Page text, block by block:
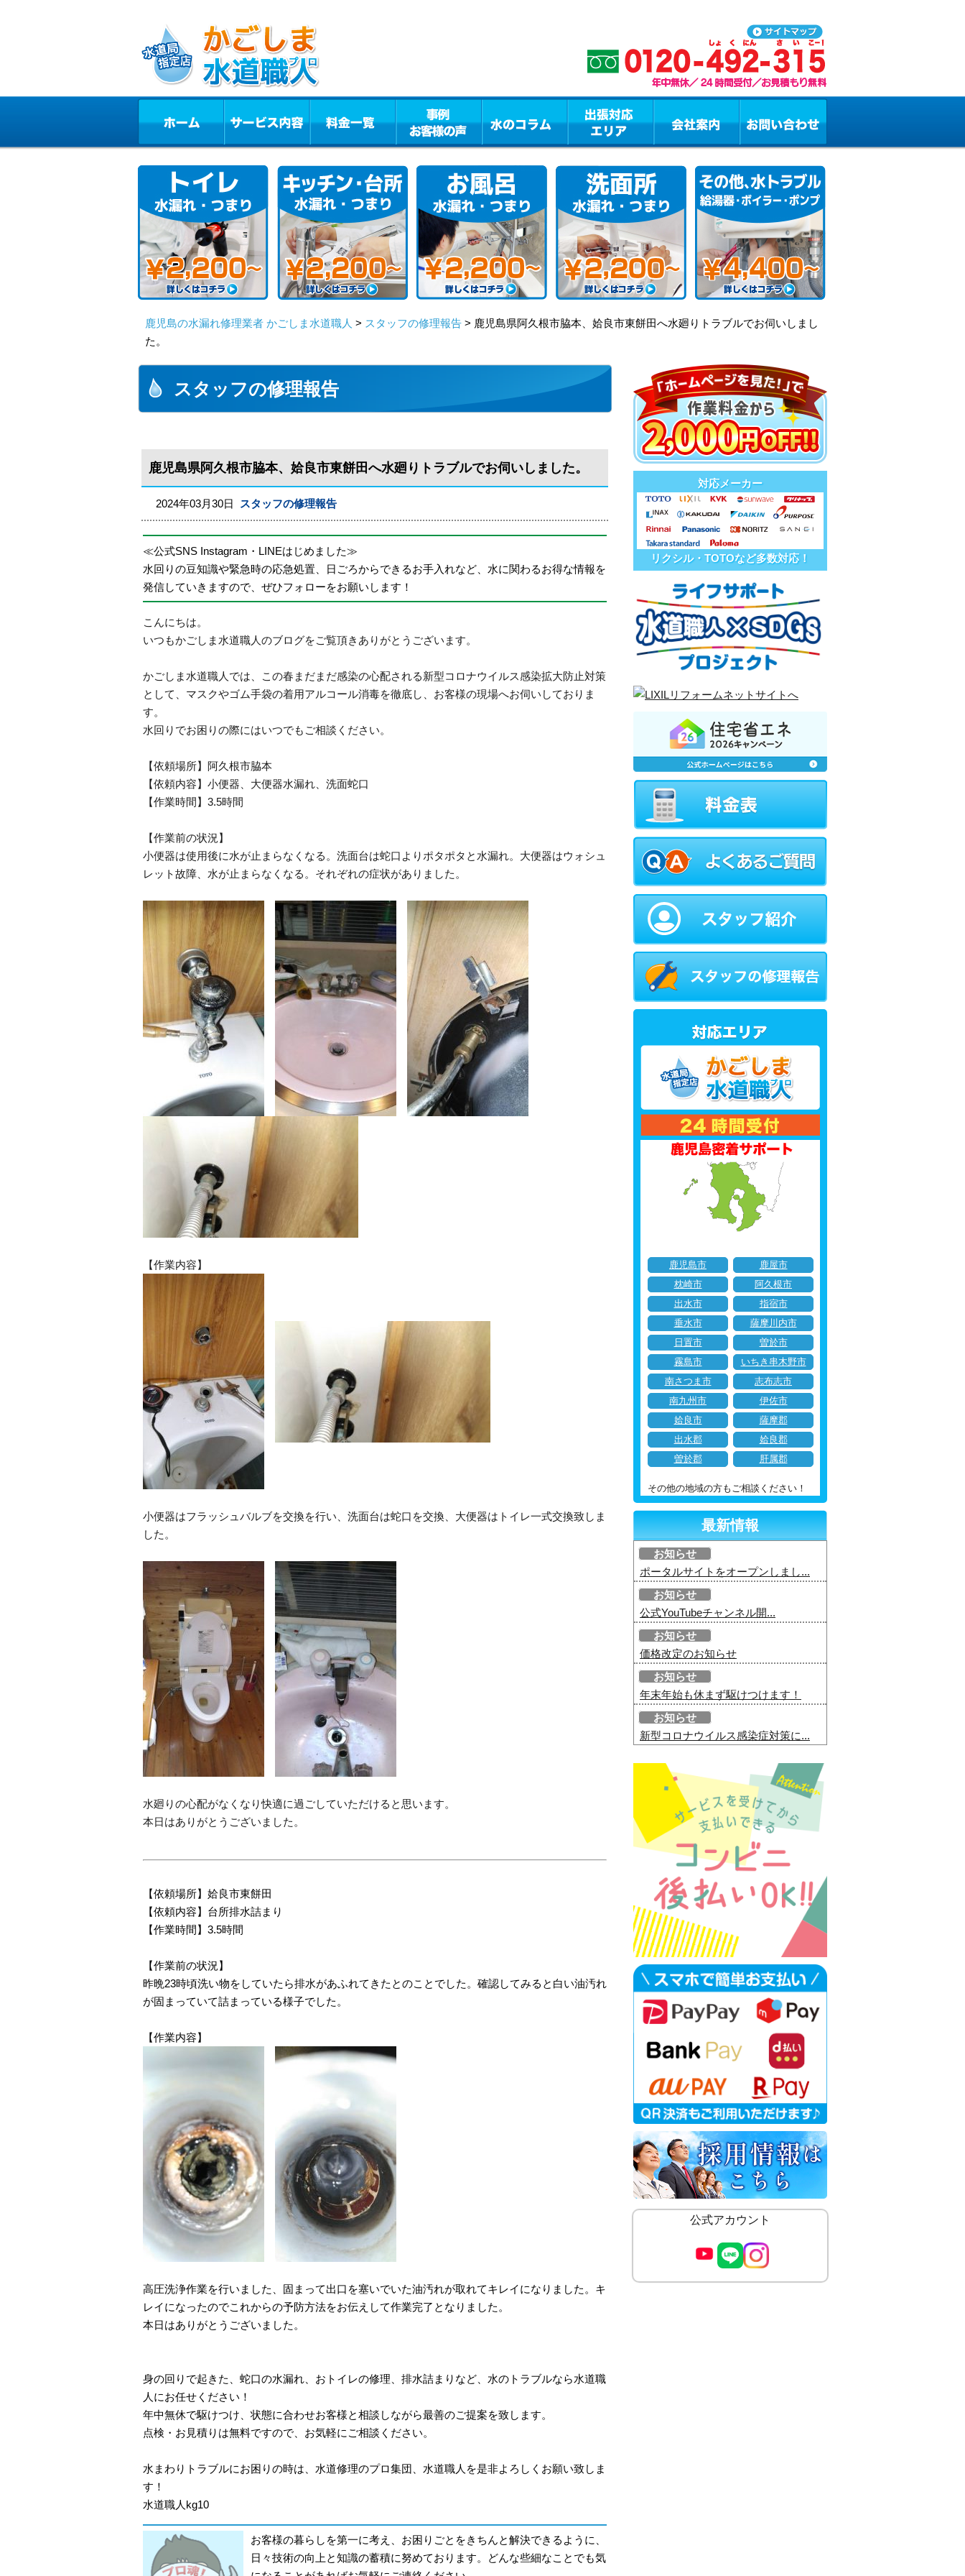
鹿児島の水漏れ修理業者 かごしま水道職人 > スタッフの修理報告 > 鹿児島県阿久根市脇本、姶良市東餅田へ水廻りトラブルでお伺いしまし
た。
スタッフの修理報告
鹿児島県阿久根市脇本、姶良市東餅田へ水廻りトラブルでお伺いしました。
2024年03月30日 スタッフの修理報告
≪公式SNS Instagram・LINEはじめました≫
水回りの豆知識や緊急時の応急処置、日ごろからできるお手入れなど、水に関わるお得な情報を
発信していきますので、ぜひフォローをお願いします！
こんにちは。
いつもかごしま水道職人のブログをご覧頂きありがとうございます。
かごしま水道職人では、この春まだまだ感染の心配される新型コロナウイルス感染拡大防止対策
として、マスクやゴム手袋の着用アルコール消毒を徹底し、お客様の現場へお伺いしておりま
す。
水回りでお困りの際にはいつでもご相談ください。
【依頼場所】阿久根市脇本
【依頼内容】小便器、大便器水漏れ、洗面蛇口
【作業時間】3.5時間
【作業前の状況】
小便器は使用後に水が止まらなくなる。洗面台は蛇口よりポタポタと水漏れ。大便器はウォシュ
レット故障、水が止まらなくなる。それぞれの症状がありました。
【作業内容】
小便器はフラッシュバルブを交換を行い、洗面台は蛇口を交換、大便器はトイレ一式交換致しま
した。
水廻りの心配がなくなり快適に過ごしていただけると思います。
本日はありがとうございました。
【依頼場所】姶良市東餅田
【依頼内容】台所排水詰まり
【作業時間】3.5時間
【作業前の状況】
昨晩23時頃洗い物をしていたら排水があふれてきたとのことでした。確認してみると白い油汚れ
が固まっていて詰まっている様子でした。
【作業内容】
高圧洗浄作業を行いました、固まって出口を塞いでいた油汚れが取れてキレイになりました。キ
レイになったのでこれからの予防方法をお伝えして作業完了となりました。
本日はありがとうございました。
身の回りで起きた、蛇口の水漏れ、おトイレの修理、排水詰まりなど、水のトラブルなら水道職
人にお任せください！
年中無休で駆けつけ、状態に合わせお客様と相談しながら最善のご提案を致します。
点検・お見積りは無料ですので、お気軽にご相談ください。
水まわりトラブルにお困りの時は、水道修理のプロ集団、水道職人を是非よろしくお願い致しま
す！
水道職人kg10
お客様の暮らしを第一に考え、お困りごとをきちんと解決できるように、
日々技術の向上と知識の蓄積に努めております。どんな些細なことでも気
対応メーカー
リクシル・TOTOなど多数対応！
鹿児島市
鹿屋市
枕崎市
阿久根市
出水市
指宿市
垂水市
薩摩川内市
日置市
曽於市
霧島市
いちき串木野市
南さつま市
志布志市
南九州市
伊佐市
姶良市
薩摩郡
出水郡
姶良郡
曽於郡
肝属郡
その他の地域の方もご相談ください！
最新情報
お知らせ
ポータルサイトをオープンしまし...
お知らせ
公式YouTubeチャンネル開...
お知らせ
価格改定のお知らせ
お知らせ
年末年始も休まず駆けつけます！
お知らせ
新型コロナウイルス感染症対策に...
公式アカウント